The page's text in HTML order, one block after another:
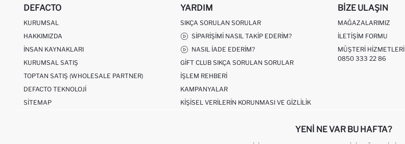
DEFACTO
KURUMSAL
HAKKIMIZDA
İNSAN KAYNAKLARI
KURUMSAL SATIŞ
TOPTAN SATIŞ (WHOLESALE PARTNER)
DEFACTO TEKNOLOJI
SITEMAP
YARDIM
SIKÇA SORULAN SORULAR
SIPARIŞIMI NASIL TAKIP EDERIM?
NASIL İADE EDERIM?
GIFT CLUB SIKÇA SORULAN SORULAR
İŞLEM REHBERI
KAMPANYALAR
KIŞISEL VERILERIN KORUNMASI VE GIZLILIK
BIZE ULAŞIN
MAĞAZALARIMIZ
İLETIŞIM FORMU
MÜŞTERI HIZMETLERI
0850 333 22 86
YENI NE VAR BU HAFTA?